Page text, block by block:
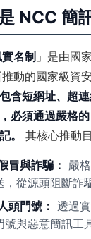
NCC 簡
名制 」是由國
推動的國家級資
含短網址、超
必須通過嚴格
。
其核心推動
冒與詐騙： 嚴
，從源頭阻斷詐
頭門號： 透過
與惡意簡訊工